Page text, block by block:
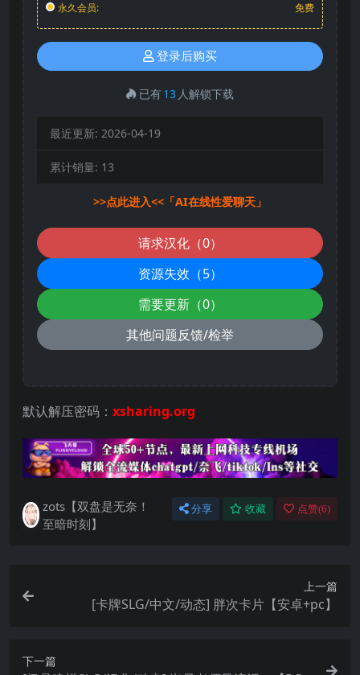
永久会员:
免费
登录后购买
已有13 人解锁下载
最近更新: 2026-04-19
累计销量: 13
>>点此进入<<「AI在线性爱聊天」
请求汉化（0）
资源失效（5）
需要更新（0）
其他问题反馈/检举
默认解压密码： xsharing.org
zots【双盘是无奈！
至暗时刻】
分享 收藏 点赞(6)
上一篇
[卡牌SLG/中文/动态] 胖次卡片【安卓+pc】
下一篇